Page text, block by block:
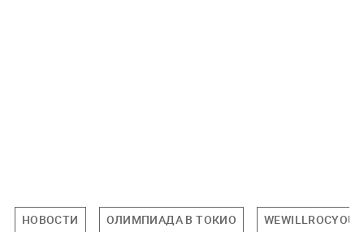
НОВОСТИ ОЛИМПИАДА В ТОКИО WEWILLROCYOU